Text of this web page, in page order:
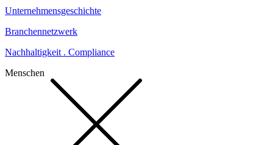
Unternehmensgeschichte
Branchennetzwerk
Nachhaltigkeit . Compliance
Menschen